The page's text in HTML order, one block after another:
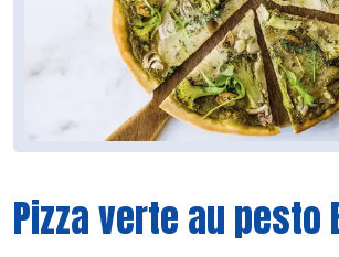
Pizza verte au pesto